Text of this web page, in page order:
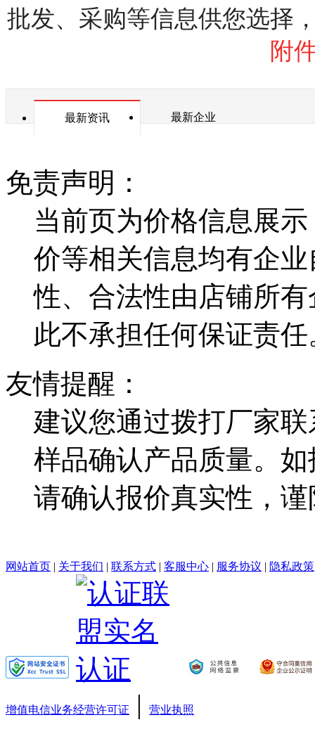
批发、采购等信息供您选择
附
最新资讯 最新企业
免责声明：
当前页为价格信息展
价等相关信息均有企
性、合法性由店铺所
此不承担任何保证责任
友情提醒：
建议您通过拨打厂家
样品确认产品质量。
请确认报价真实性，
网站首页 | 关于我们 | 联系方式 | 客服中心 | 服务协议 | 隐私政策
增值电信业务经营许可证 | 营业执照